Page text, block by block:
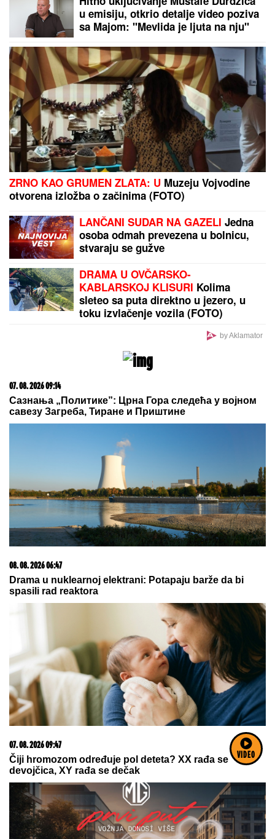
VIDEO
u emisiju, otkrio detalje video poziva
sa Majom: "Mevlida je ljuta na nju"
ZRNO KAO GRUMEN ZLATA: U Muzeju Vojvodine
otvorena izložba o začinima (FOTO)
LANČANI SUDAR NA GAZELI Jedna
osoba odmah prevezena u bolnicu,
stvaraju se gužve
DRAMA U OVČARSKO-
KABLARSKOJ KLISURI Kolima
sleteo sa puta direktno u jezero, u
toku izvlačenje vozila (FOTO)
by Aklamator
07. 08. 2026 09:14
Сазнања „Политике”: Црна Гора следећа у војном
савезу Загреба, Тиране и Приштине
08. 08. 2026 06:47
Drama u nuklearnoj elektrani: Potapaju barže da bi
spasili rad reaktora
07. 08. 2026 09:47
Čiji hromozom određuje pol deteta? XX rađa se
devojčica, XY rađa se dečak